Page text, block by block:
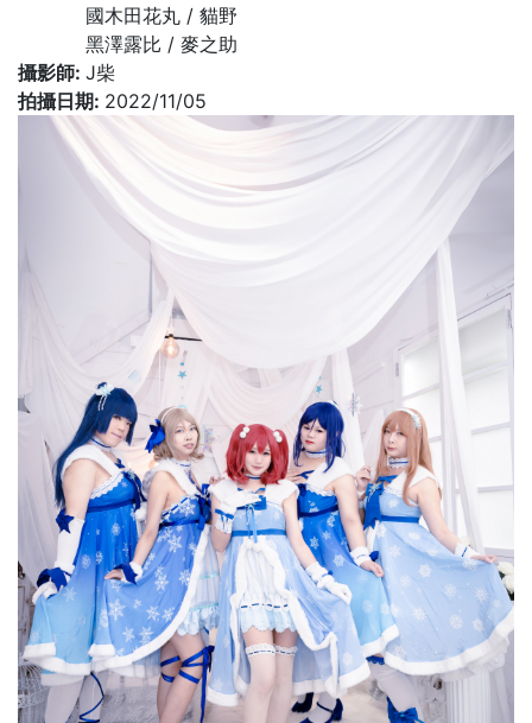
國木田花丸 / 貓野
黑澤露比 / 麥之助
攝影師: J柴
拍攝日期: 2022/11/05